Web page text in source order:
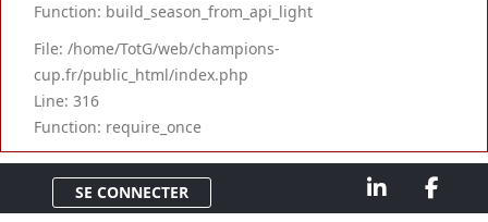
Function: build_season_from_api_light
File: /home/TotG/web/champions-
cup.fr/public_html/index.php
Line: 316
Function: require_once
SE CONNECTER